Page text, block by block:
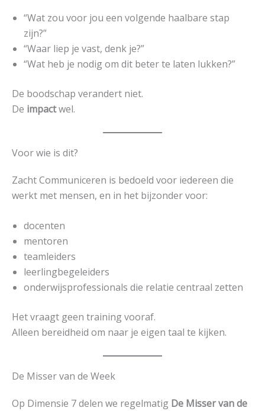
“Wat zou voor jou een volgende haalbare stap
zijn?”
“Waar liep je vast, denk je?”
“Wat heb je nodig om dit beter te laten lukken?”
De boodschap verandert niet.
De impactwel.
Voor wie is dit?
Zacht Communiceren is bedoeld voor iedereen die
werkt met mensen, en in het bijzonder voor:
docenten
mentoren
teamleiders
leerlingbegeleiders
onderwijsprofessionals die relatie centraal zetten
Het vraagt geen training vooraf.
Alleen bereidheid om naar je eigen taal te kijken.
De Misser van de Week
Op Dimensie 7 delen we regelmatig De Misser van de